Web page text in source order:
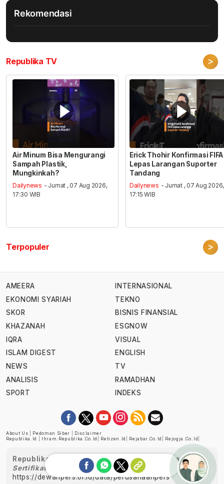
Rekomendasi
Republika TV >
Air Minum Bisa Mengurangi
Sampah Plastik,
Mungkinkah?
Dailynews - Jumat , 07 Aug 2026,
17:30 WIB
Erick Thohir Konfirmasi FIFA
Lepas Larangan Suporter
Tandang
Dailynews - Jumat , 07 Aug 2026,
17:15 WIB
Terpopuler >
AMEERA
EKONOMI SYARIAH
SKOR
KHAZANAH
IQRA
ISLAM DIGEST
NEWS
ANALISIS
SPORT
INTERNASIONAL
TEKNO
BISNIS FINANSIAL
ESGNOW
VISUAL
ENGLISH
TV
RAMADHAN
INDEKS
About Us Pedoman Siber
Disclaimer
Republika.id
Ihram.republika.co.id Retizen.id Rejabar.co.id Rejogja.co.id
Republika telah diverifikasi oleh Dewan Pers
Sertifikat Nomor 1058/DP-Verifikasi/K/XII/2022
https://dewanpers.or.id/data/perusahaanpers